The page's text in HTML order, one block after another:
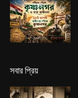
সবার প্রিয়